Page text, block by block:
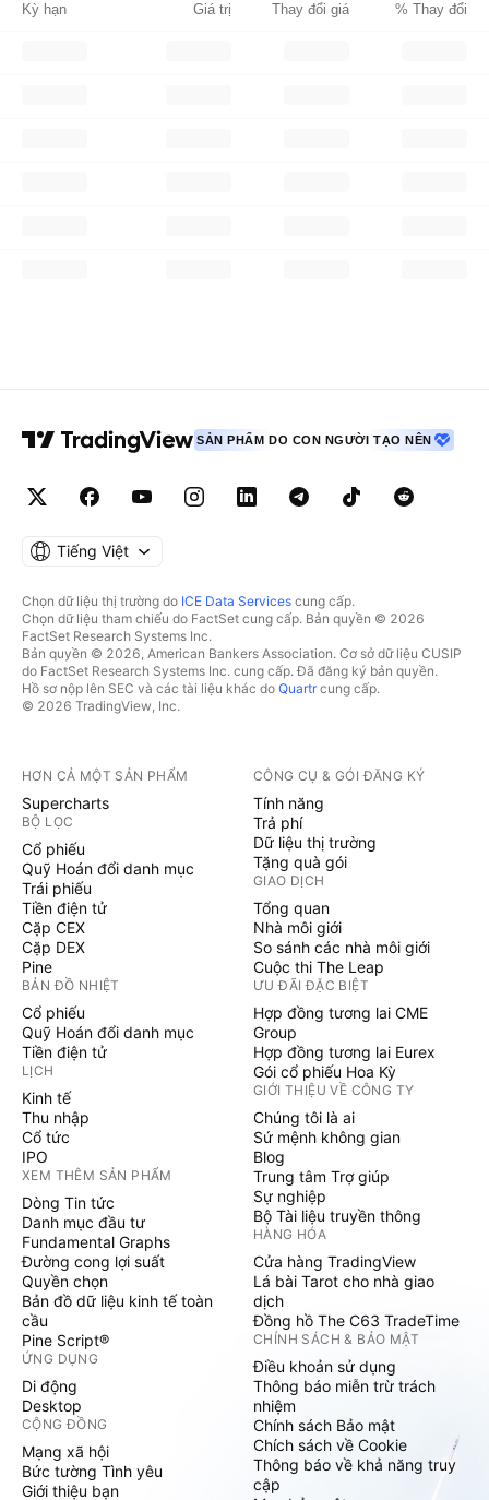
Kỳ hạn Giá trị Thay đổi giá % Thay đổi
SẢN PHẨM DO CON NGƯỜI TẠO NÊN
Tiếng Việt
Chọn dữ liệu thị trường do ICE Data Services cung cấp.
Chọn dữ liệu tham chiếu do FactSet cung cấp. Bản quyền © 2026
FactSet Research Systems Inc.
Bản quyền © 2026, American Bankers Association. Cơ sở dữ liệu CUSIP
do FactSet Research Systems Inc. cung cấp. Đã đăng ký bản quyền.
Hồ sơ nộp lên SEC và các tài liệu khác do Quartrcung cấp.
© 2026 TradingView, Inc.
HƠN CẢ MỘT SẢN PHẨM
Supercharts
BỘ LỌC
Cổ phiếu
Quỹ Hoán đổi danh mục
Trái phiếu
Tiền điện tử
Cặp CEX
Cặp DEX
Pine
BẢN ĐỒ NHIỆT
Cổ phiếu
Quỹ Hoán đổi danh mục
Tiền điện tử
LỊCH
Kinh tế
Thu nhập
Cổ tức
IPO
XEM THÊM SẢN PHẨM
Dòng Tin tức
Danh mục đầu tư
Fundamental Graphs
Đường cong lợi suất
Quyền chọn
Bản đồ dữ liệu kinh tế toàn
cầu
Pine Script®
ỨNG DỤNG
Di động
Desktop
CỘNG ĐỒNG
Mạng xã hội
Bức tường Tình yêu
Giới thiệu bạn
CÔNG CỤ & GÓI ĐĂNG KÝ
Tính năng
Trả phí
Dữ liệu thị trường
Tặng quà gói
GIAO DỊCH
Tổng quan
Nhà môi giới
So sánh các nhà môi giới
Cuộc thi The Leap
ƯU ĐÃI ĐẶC BIỆT
Hợp đồng tương lai CME
Group
Hợp đồng tương lai Eurex
Gói cổ phiếu Hoa Kỳ
GIỚI THIỆU VỀ CÔNG TY
Chúng tôi là ai
Sứ mệnh không gian
Blog
Trung tâm Trợ giúp
Sự nghiệp
Bộ Tài liệu truyền thông
HÀNG HÓA
Cửa hàng TradingView
Lá bài Tarot cho nhà giao
dịch
Đồng hồ The C63 TradeTime
CHÍNH SÁCH & BẢO MẬT
Điều khoản sử dụng
Thông báo miễn trừ trách
nhiệm
Chính sách Bảo mật
Chích sách về Cookie
Thông báo về khả năng truy
cập